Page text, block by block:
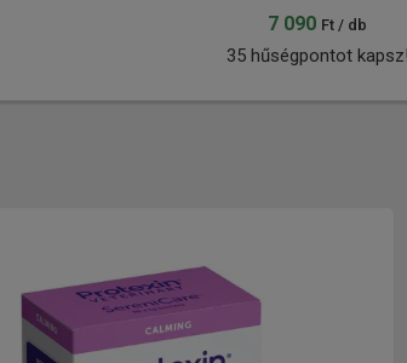
7 090 Ft / db
35 hűségpontot kapsz!